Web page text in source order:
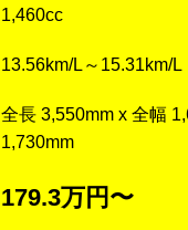
1,460cc
13.56km/L～15.31km/L
全長 3,550mm x 全幅
1,730mm
179.3万円〜